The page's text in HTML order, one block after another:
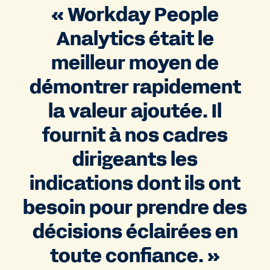
« Workday People
Analytics était le
meilleur moyen de
démontrer rapidement
la valeur ajoutée. Il
fournit à nos cadres
dirigeants les
indications dont ils ont
besoin pour prendre des
décisions éclairées en
toute confiance. »